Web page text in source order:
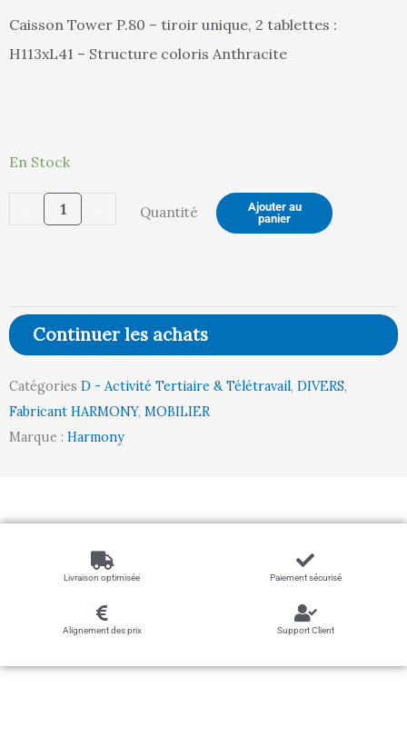
Caisson Tower P.80 – tiroir unique, 2 tablettes :
H113xL41 – Structure coloris Anthracite
En Stock
quantité
CAISSON
Quantité
Ajouter au
panier
Continuer les achats
Catégories D - Activité Tertiaire & Télétravail, DIVERS,
Fabricant HARMONY, MOBILIER
Marque : Harmony
Livraison optimisée Paiement sécurisé
Alignement des prix Support Client